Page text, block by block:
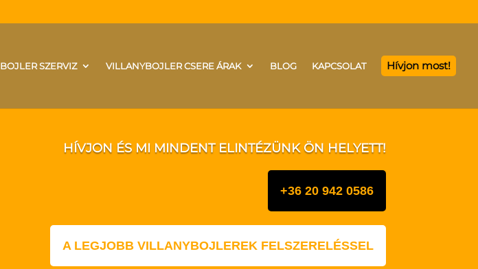
BOJLER SZERVIZ VILLANYBOJLER CSERE ÁRAK BLOG KAPCSOLAT Hívjon most!
HÍVJON ÉS MI MINDENT ELINTÉZÜNK ÖN HELYETT!
+36 20 942 0586
A LEGJOBB VILLANYBOJLEREK FELSZERELÉSSEL